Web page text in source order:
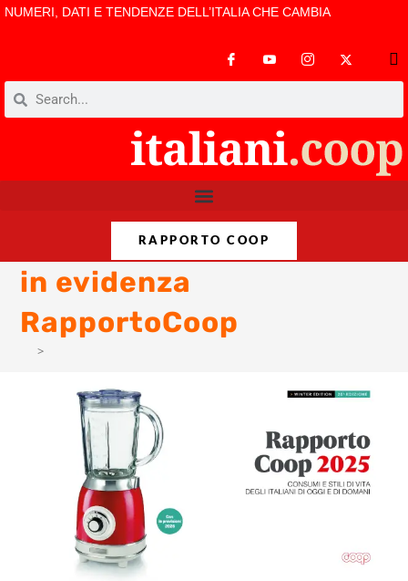
NUMERI, DATI E TENDENZE DELL’ITALIA CHE CAMBIA
RAPPORTO COOP
in evidenza
RapportoCoop
>